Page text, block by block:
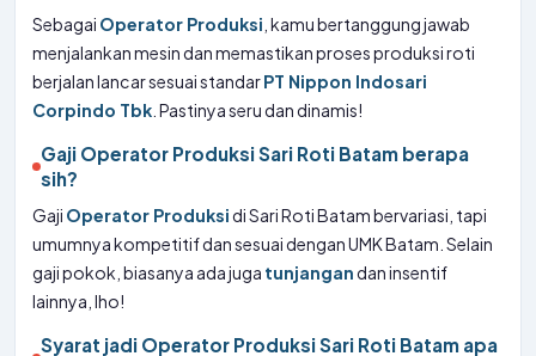
Sebagai Operator Produksi , kamu bertanggung jawab
menjalankan mesin dan memastikan proses produksi roti
berjalan lancar sesuai standarPT Nippon Indosari
Corpindo Tbk . Pastinya seru dan dinamis!
Gaji Operator Produksi Sari Roti Batam berapa
sih?
Gaji Operator Produksidi Sari Roti Batam bervariasi, tapi
umumnya kompetitif dan sesuai dengan UMK Batam. Selain
gaji pokok, biasanya ada juga tunjangandan insentif
lainnya, lho!
Syarat jadi Operator Produksi Sari Roti Batam apa